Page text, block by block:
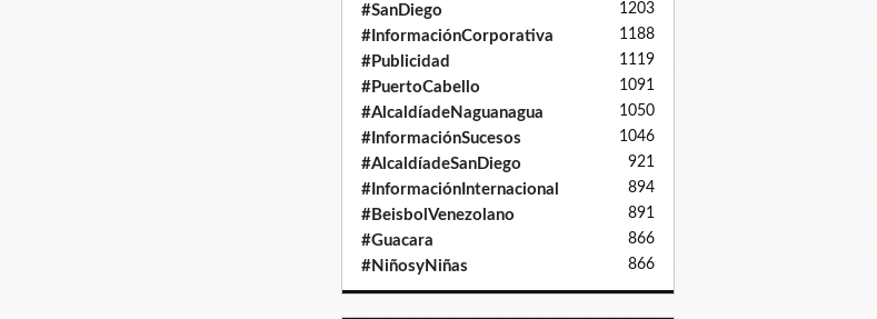
#SanDiego 1203
#InformaciónCorporativa 1188
#Publicidad 1119
#PuertoCabello 1091
#AlcaldíadeNaguanagua 1050
#InformaciónSucesos 1046
#AlcaldíadeSanDiego 921
#InformaciónInternacional 894
#BeisbolVenezolano 891
#Guacara 866
#NiñosyNiñas 866